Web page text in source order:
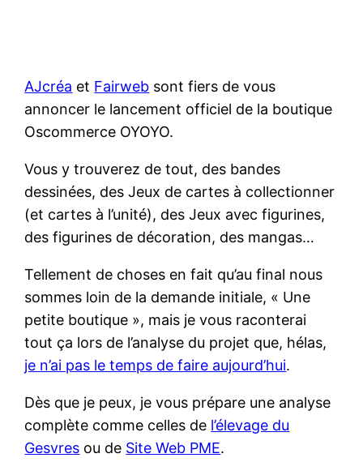
AJcréa et Fairweb sont fiers de vous
annoncer le lancement officiel de la boutique
Oscommerce OYOYO.
Vous y trouverez de tout, des bandes
dessinées, des Jeux de cartes à collectionner
(et cartes à l’unité), des Jeux avec figurines,
des figurines de décoration, des mangas…
Tellement de choses en fait qu’au final nous
sommes loin de la demande initiale, « Une
petite boutique », mais je vous raconterai
tout ça lors de l’analyse du projet que, hélas,
je n’ai pas le temps de faire aujourd’hui.
Dès que je peux, je vous prépare une analyse
complète comme celles de l’élevage du
Gesvres ou de Site Web PME.